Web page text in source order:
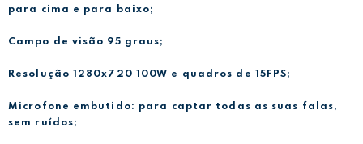
para cima e para baixo;
Campo de visão 95 graus;
Resolução 1280x720 100W e quadros de 15FPS;
Microfone embutido: para captar todas as suas falas,
sem ruídos;